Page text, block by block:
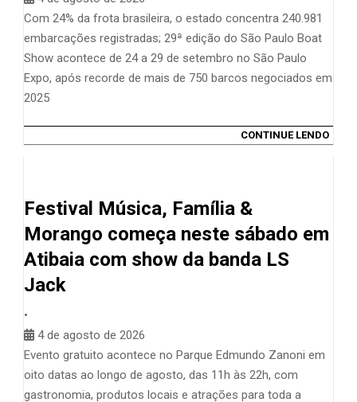
Com 24% da frota brasileira, o estado concentra 240.981
embarcações registradas; 29ª edição do São Paulo Boat
Show acontece de 24 a 29 de setembro no São Paulo
Expo, após recorde de mais de 750 barcos negociados em
2025
CONTINUE LENDO
Festival Música, Família &
Morango começa neste sábado em
Atibaia com show da banda LS
Jack
•
4 de agosto de 2026
Evento gratuito acontece no Parque Edmundo Zanoni em
oito datas ao longo de agosto, das 11h às 22h, com
gastronomia, produtos locais e atrações para toda a